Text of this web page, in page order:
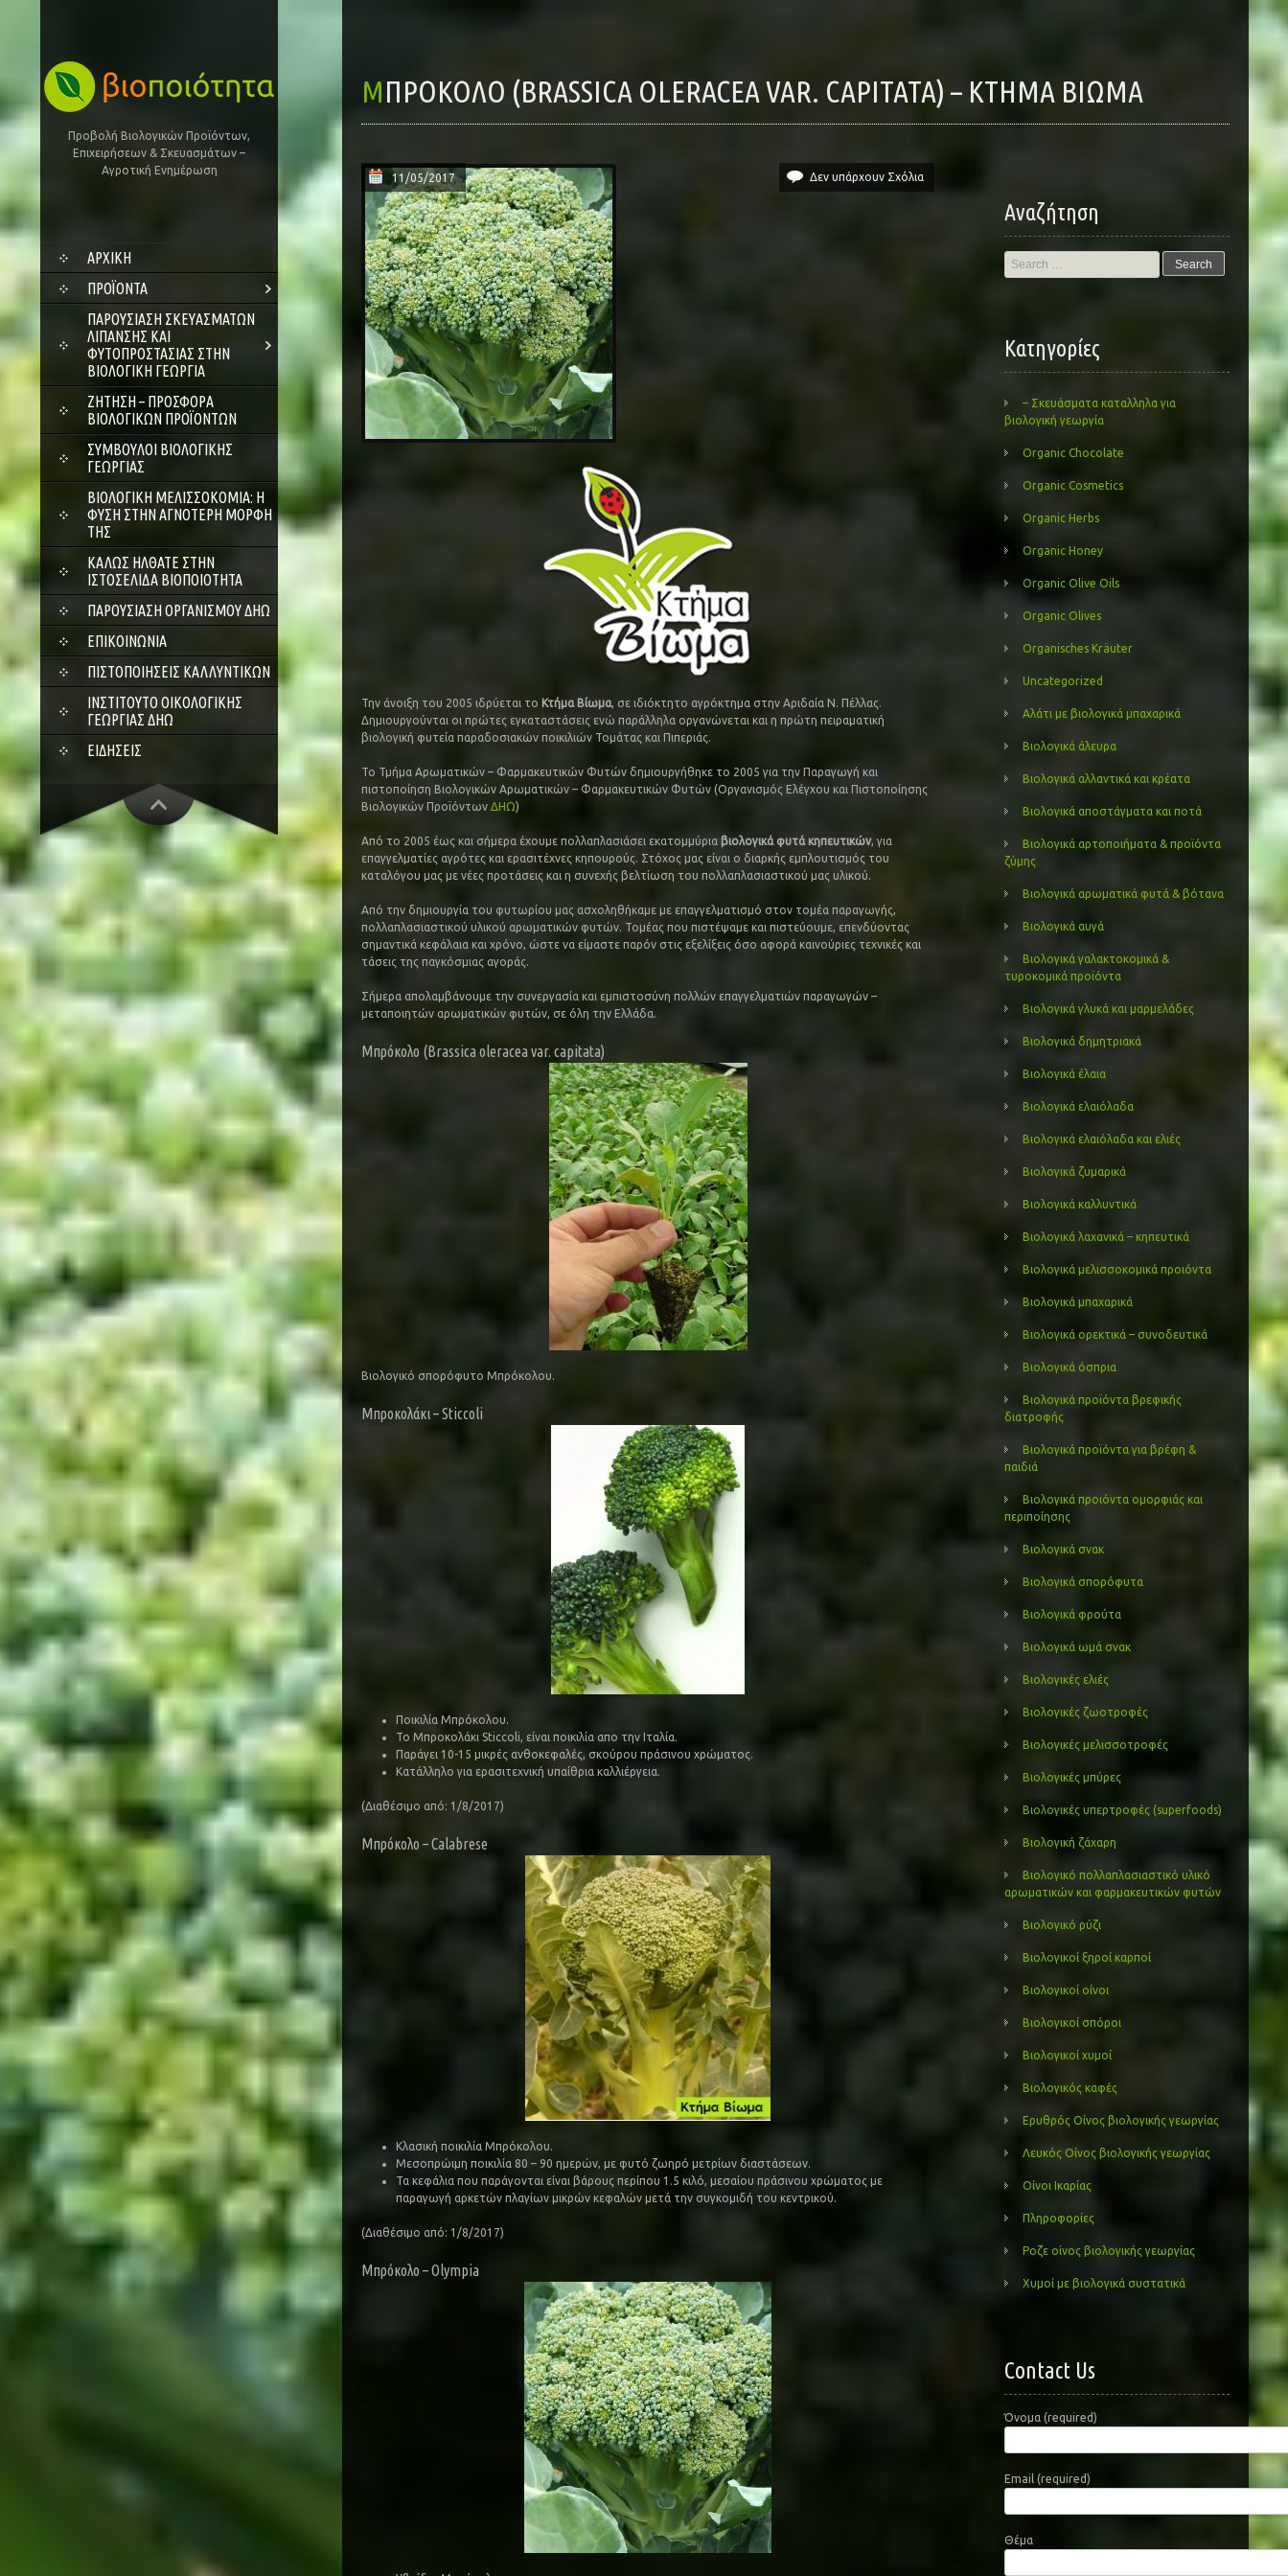
Προβολή Βιολογικών Προϊόντων,
Επιχειρήσεων & Σκευασμάτων –
Αγροτική Ενημέρωση
SKIP
CONTENT
ΑΡΧΙΚΗ
ΠΡΟΪΌΝΤΑ
ΠΑΡΟΥΣΊΑΣΗ ΣΚΕΥΑΣΜΆΤΩΝ
ΛΊΠΑΝΣΗΣ ΚΑΙ
ΦΥΤΟΠΡΟΣΤΑΣΊΑΣ ΣΤΗΝ
ΒΙΟΛΟΓΙΚΉ ΓΕΩΡΓΊΑ
ΖΗΤΗΣΗ – ΠΡΟΣΦΟΡΑ
ΒΙΟΛΟΓΙΚΩΝ ΠΡΟΪΟΝΤΩΝ
ΣΎΜΒΟΥΛΟΙ ΒΙΟΛΟΓΙΚΉΣ
ΓΕΩΡΓΊΑΣ
ΒΙΟΛΟΓΙΚΉ ΜΕΛΙΣΣΟΚΟΜΊΑ: Η
ΦΎΣΗ ΣΤΗΝ ΑΓΝΌΤΕΡΗ ΜΟΡΦΉ
ΤΗΣ
ΚΑΛΏΣ ΉΛΘΑΤΕ ΣΤΗΝ
ΙΣΤΟΣΕΛΊΔΑ ΒΙΟΠΟΙΌΤΗΤΑ
ΠΑΡΟΥΣΊΑΣΗ ΟΡΓΑΝΙΣΜΟΎ ΔΗΩ
ΕΠΙΚΟΙΝΩΝΊΑ
ΠΙΣΤΟΠΟΙΉΣΕΙΣ ΚΑΛΛΥΝΤΙΚΏΝ
ΙΝΣΤΙΤΟΎΤΟ ΟΙΚΟΛΟΓΙΚΉΣ
ΓΕΩΡΓΊΑΣ ΔΗΩ
ΕΙΔΉΣΕΙΣ
ΜΠΡΌΚΟΛΟ (BRASSICA OLERACEA VAR. CAPITATA) – ΚΤΗΜΑ ΒΙΩΜΑ
11/05/2017 Δεν υπάρχουν Σχόλια
Την άνοιξη του 2005 ιδρύεται το Κτήμα Βίωμα, σε ιδιόκτητο αγρόκτημα στην Αριδαία Ν. Πέλλας.
Δημιουργούνται οι πρώτες εγκαταστάσεις ενώ παράλληλα οργανώνεται και η πρώτη πειραματική
βιολογική φυτεία παραδοσιακών ποικιλιών Τομάτας και Πιπεριάς.
Το Τμήμα Αρωματικών – Φαρμακευτικών Φυτών δημιουργήθηκε το 2005 για την Παραγωγή και
πιστοποίηση Βιολογικών Αρωματικών – Φαρμακευτικών Φυτών (Οργανισμός Ελέγχου και Πιστοποίησης
Βιολογικών Προϊόντων ΔΗΩ)
Από το 2005 έως και σήμερα έχουμε πολλαπλασιάσει εκατομμύρια βιολογικά φυτά κηπευτικών, για
επαγγελματίες αγρότες και ερασιτέχνες κηπουρούς. Στόχος μας είναι ο διαρκής εμπλουτισμός του
καταλόγου μας με νέες προτάσεις και η συνεχής βελτίωση του πολλαπλασιαστικού μας υλικού.
Από την δημιουργία του φυτωρίου μας ασχοληθήκαμε με επαγγελματισμό στον τομέα παραγωγής,
πολλαπλασιαστικού υλικού αρωματικών φυτών. Τομέας που πιστέψαμε και πιστεύουμε, επενδύοντας
σημαντικά κεφάλαια και χρόνο, ώστε να είμαστε παρόν στις εξελίξεις όσο αφορά καινούριες τεχνικές και
τάσεις της παγκόσμιας αγοράς.
Σήμερα απολαμβάνουμε την συνεργασία και εμπιστοσύνη πολλών επαγγελματιών παραγωγών –
μεταποιητών αρωματικών φυτών, σε όλη την Ελλάδα.
Μπρόκολο (Brassica oleracea var. capitata)
Βιολογικό σπορόφυτο Μπρόκολου.
Μπροκολάκι – Sticcoli
Ποικιλία Μπρόκολου.
Το Μπροκολάκι Sticcoli, είναι ποικιλία απο την Ιταλία.
Παράγει 10-15 μικρές ανθοκεφαλές, σκούρου πράσινου χρώματος.
Κατάλληλο για ερασιτεχνική υπαίθρια καλλιέργεια.
(Διαθέσιμο από: 1/8/2017)
Μπρόκολο – Calabrese
Κλασική ποικιλία Μπρόκολου.
Μεσοπρώιμη ποικιλία 80 – 90 ημερών, με φυτό ζωηρό μετρίων διαστάσεων.
Τα κεφάλια που παράγονται είναι βάρους περίπου 1.5 κιλό, μεσαίου πράσινου χρώματος με
παραγωγή αρκετών πλαγίων μικρών κεφαλών μετά την συγκομιδή του κεντρικού.
(Διαθέσιμο από: 1/8/2017)
Μπρόκολο – Olympia
Αναζήτηση
Search
for:
Kατηγορίες
– Σκευάσματα καταλληλα για
βιολογική γεωργία
Organic Chocolate
Organic Cosmetics
Organic Herbs
Organic Honey
Organic Olive Oils
Organic Olives
Organisches Kräuter
Uncategorized
Αλάτι με βιολογικά μπαχαρικά
Βιολογικά άλευρα
Βιολογικά αλλαντικά και κρέατα
Βιολογικά αποστάγματα και ποτά
Βιολογικά αρτοποιήματα & προϊόντα
ζύμης
Βιολογικά αρωματικά φυτά & βότανα
Βιολογικά αυγά
Βιολογικά γαλακτοκομικά &
τυροκομικά προϊόντα
Βιολογικά γλυκά και μαρμελάδες
Βιολογικά δημητριακά
Βιολογικά έλαια
Βιολογικά ελαιόλαδα
Βιολογικά ελαιόλαδα και ελιές
Βιολογικά ζυμαρικά
Βιολογικά καλλυντικά
Βιολογικά λαχανικά – κηπευτικά
Βιολογικά μελισσοκομικά προιόντα
Βιολογικά μπαχαρικά
Βιολογικά ορεκτικά – συνοδευτικά
Βιολογικά όσπρια
Βιολογικά προϊόντα βρεφικής
διατροφής
Βιολογικά προϊόντα για βρέφη &
παιδιά
Βιολογικά προιόντα ομορφιάς και
περιποίησης
Βιολογικά σνακ
Βιολογικά σπορόφυτα
Βιολογικά φρούτα
Βιολογικά ωμά σνακ
Βιολογικές ελιές
Βιολογικές ζωοτροφές
Βιολογικές μελισσοτροφές
Βιολογικές μπύρες
Βιολογικές υπερτροφές (superfoods)
Βιολογική ζάχαρη
Βιολογικό πολλαπλασιαστικό υλικό
αρωματικών και φαρμακευτικών φυτών
Βιολογικό ρύζι
Βιολογικοί ξηροί καρποί
Βιολογικοί οίνοι
Βιολογικοί σπόροι
Βιολογικοί χυμοί
Βιολογικός καφές
Ερυθρός Οίνος βιολογικής γεωργίας
Λευκός Οίνος βιολογικής γεωργίας
Οίνοι Ικαρίας
Πληροφορίες
Ροζε οίνος βιολογικής γεωργίας
Χυμοί με βιολογικά συστατικά
Contact Us
Όνομα (required)
Email (required)
Θέμα